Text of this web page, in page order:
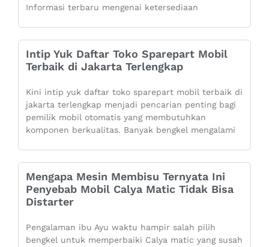
Informasi terbaru mengenai ketersediaan
Intip Yuk Daftar Toko Sparepart Mobil
Terbaik di Jakarta Terlengkap
Kini intip yuk daftar toko sparepart mobil terbaik di
jakarta terlengkap menjadi pencarian penting bagi
pemilik mobil otomatis yang membutuhkan
komponen berkualitas. Banyak bengkel mengalami
Mengapa Mesin Membisu Ternyata Ini
Penyebab Mobil Calya Matic Tidak Bisa
Distarter
Pengalaman ibu Ayu waktu hampir salah pilih
bengkel untuk memperbaiki Calya matic yang susah